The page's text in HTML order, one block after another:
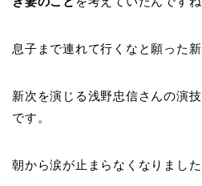
息子まで連れて行くなと願った新
新次を演じる浅野忠信さんの演
です。
朝から涙が止まらなくなりました